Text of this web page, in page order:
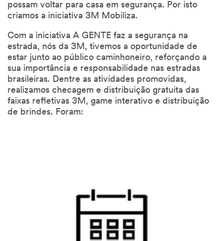
possam voltar para casa em segurança. Por isto
criamos a iniciativa 3M Mobiliza.
Com a iniciativa A GENTE faz a segurança na
estrada, nós da 3M, tivemos a oportunidade de
estar junto ao público caminhoneiro, reforçando a
sua importância e responsabilidade nas estradas
brasileiras. Dentre as atividades promovidas,
realizamos checagem e distribuição gratuita das
faixas refletivas 3M, game interativo e distribuição
de brindes. Foram: